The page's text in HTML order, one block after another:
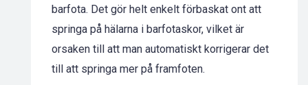
barfota. Det gör helt enkelt förbaskat ont att
springa på hälarna i barfotaskor, vilket är
orsaken till att man automatiskt korrigerar det
till att springa mer på framfoten.